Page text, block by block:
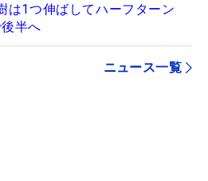
は1つ伸ばしてハーフターン
半へ
ニュース一覧